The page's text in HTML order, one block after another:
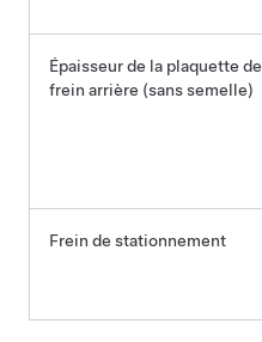
Épaisseur de la plaquette de
frein arrière (sans semelle)
Frein de stationnement